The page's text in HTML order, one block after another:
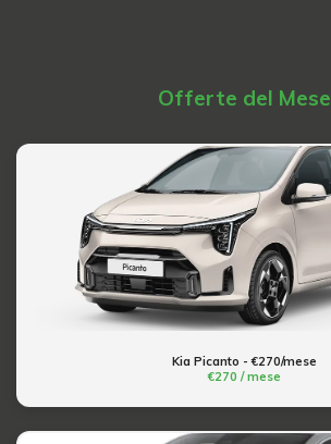
Offerte del Mese
Kia Picanto - €270/mese
€270 / mese